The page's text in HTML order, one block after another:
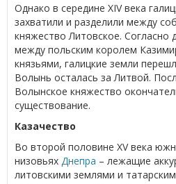
Однако в середине XIV века
захватили и разделили между
княжество Литовское. Согласно
между польским королем
князьями, галицкие земли
Волынь осталась за Литвой.
Волынское княжество
существование.
Казачество
Во второй половине XV века
низовьях Днепра – лежащие
литовскими землями и татарским